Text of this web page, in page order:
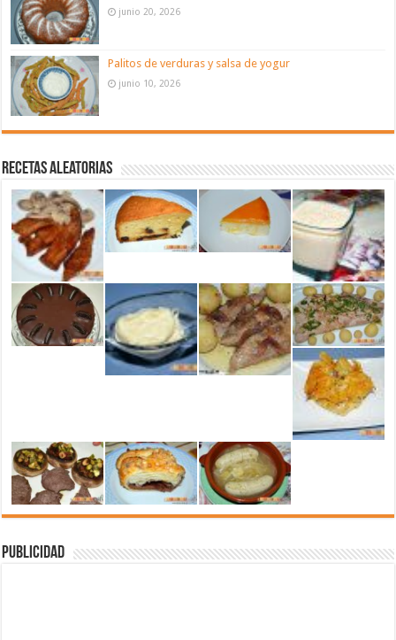
junio 20, 2026
Palitos de verduras y salsa de yogur
junio 10, 2026
Recetas aleatorias
Publicidad